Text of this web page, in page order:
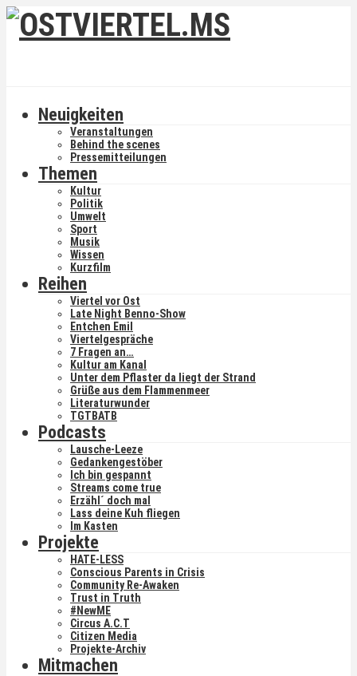
Neuigkeiten
Veranstaltungen
Behind the scenes
Pressemitteilungen
Themen
Kultur
Politik
Umwelt
Sport
Musik
Wissen
Kurzfilm
Reihen
Viertel vor Ost
Late Night Benno-Show
Entchen Emil
Viertelgespräche
7 Fragen an…
Kultur am Kanal
Unter dem Pflaster da liegt der Strand
Grüße aus dem Flammenmeer
Literaturwunder
TGTBATB
Podcasts
Lausche-Leeze
Gedankengestöber
Ich bin gespannt
Streams come true
Erzähl´ doch mal
Lass deine Kuh fliegen
Im Kasten
Projekte
HATE-LESS
Conscious Parents in Crisis
Community Re-Awaken
Trust in Truth
#NewME
Circus A.C.T
Citizen Media
Projekte-Archiv
Mitmachen